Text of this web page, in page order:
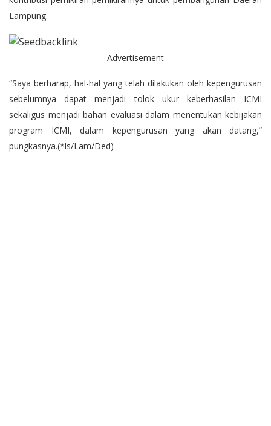
Lampung.
Advertisement
“Saya berharap, hal-hal yang telah dilakukan oleh kepengurusan
sebelumnya dapat menjadi tolok ukur keberhasilan ICMI
sekaligus menjadi bahan evaluasi dalam menentukan kebijakan
program ICMI, dalam kepengurusan yang akan datang,”
pungkasnya.(*ls/Lam/Ded)